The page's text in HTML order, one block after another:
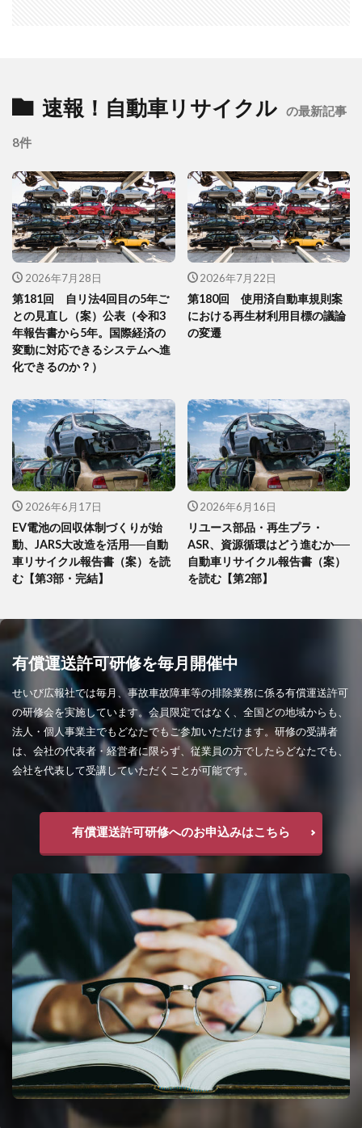
速報！自動車リサイクル の最新記事
8件
2026年7月28日
第181回 自リ法4回目の5年ご
との見直し（案）公表（令和3
年報告書から5年。国際経済の
変動に対応できるシステムへ進
化できるのか？）
2026年7月22日
第180回 使用済自動車規則案
における再生材利用目標の議論
の変遷
2026年6月17日
EV電池の回収体制づくりが始
動、JARS大改造を活用──自動
車リサイクル報告書（案）を読
む【第3部・完結】
2026年6月16日
リユース部品・再生プラ・
ASR、資源循環はどう進むか──
自動車リサイクル報告書（案）
を読む【第2部】
有償運送許可研修を毎月開催中
せいび広報社では毎月、事故車故障車等の排除業務に係る有償運送許可
の研修会を実施しています。会員限定ではなく、全国どの地域からも、
法人・個人事業主でもどなたでもご参加いただけます。研修の受講者
は、会社の代表者・経営者に限らず、従業員の方でしたらどなたでも、
会社を代表して受講していただくことが可能です。
有償運送許可研修へのお申込みはこちら